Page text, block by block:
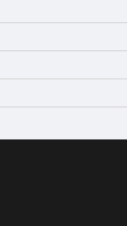
来，当你经历过
不一样了。晚安!
逆袭，真正的励
生活，努力地生